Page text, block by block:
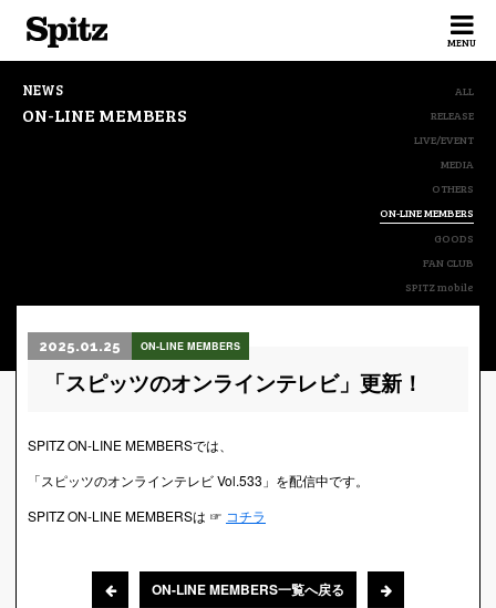
MENU
NEWS
ON-LINE MEMBERS
ALL
RELEASE
LIVE/EVENT
MEDIA
OTHERS
ON-LINE MEMBERS
GOODS
FAN CLUB
SPITZ mobile
2025.01.25 ON-LINE MEMBERS
「スピッツのオンラインテレビ」更新！
SPITZ ON-LINE MEMBERSでは、
「スピッツのオンラインテレビ Vol.533」を配信中です。
SPITZ ON-LINE MEMBERSは ☞ コチラ
ON-LINE MEMBERS一覧へ戻る